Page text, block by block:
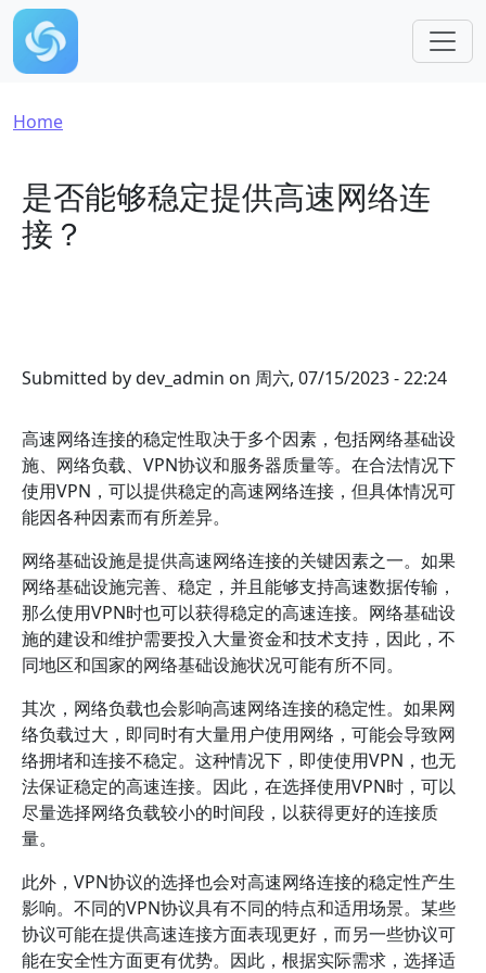
Skip to main content
Breadcrumb
Home
是否能够稳定提供高速网络连
接？
Submitted bydev_admin on 周六, 07/15/2023 - 22:24
高速网络连接的稳定性取决于多个因素，包括网络基础设
施、网络负载、VPN协议和服务器质量等。在合法情况下
使用VPN，可以提供稳定的高速网络连接，但具体情况可
能因各种因素而有所差异。
网络基础设施是提供高速网络连接的关键因素之一。如果
网络基础设施完善、稳定，并且能够支持高速数据传输，
那么使用VPN时也可以获得稳定的高速连接。网络基础设
施的建设和维护需要投入大量资金和技术支持，因此，不
同地区和国家的网络基础设施状况可能有所不同。
其次，网络负载也会影响高速网络连接的稳定性。如果网
络负载过大，即同时有大量用户使用网络，可能会导致网
络拥堵和连接不稳定。这种情况下，即使使用VPN，也无
法保证稳定的高速连接。因此，在选择使用VPN时，可以
尽量选择网络负载较小的时间段，以获得更好的连接质
量。
此外，VPN协议的选择也会对高速网络连接的稳定性产生
影响。不同的VPN协议具有不同的特点和适用场景。某些
协议可能在提供高速连接方面表现更好，而另一些协议可
能在安全性方面更有优势。因此，根据实际需求，选择适